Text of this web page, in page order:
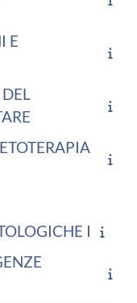
E
I